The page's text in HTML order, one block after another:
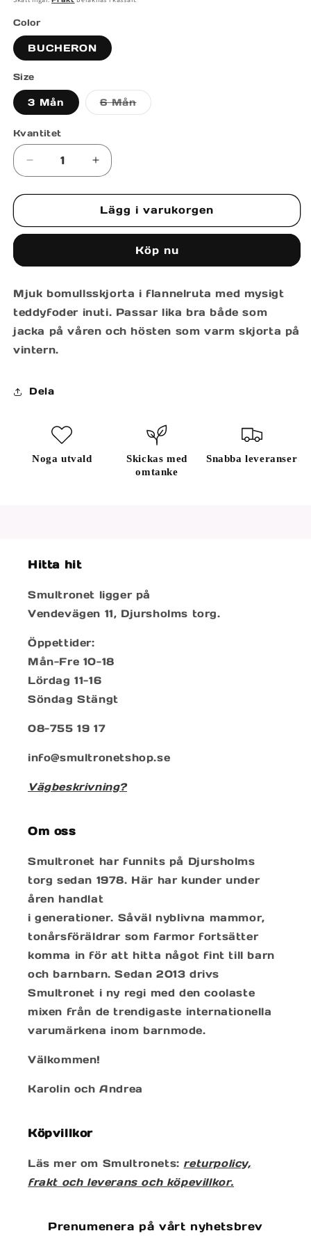
Color
BUCHERON
Size
3 Mån 6 MånVarianten
är
Kvantitet
Minska
för
PAN
Öka
för
SHIRT
PAN
Lägg i varukorgen
Köp nu
Mjuk bomullsskjorta i flannelruta med mysigt
teddyfoder inuti. Passar lika bra både som
jacka på våren och hösten som varm skjorta på
vintern.
Dela
Noga utvald
Skickas med
omtanke
Snabba leveranser
Hitta hit
Smultronet ligger på
Vendevägen 11, Djursholms torg.
Öppettider:
Mån-Fre 10-18
Lördag 11-16
Söndag Stängt
08-755 19 17
info@smultronetshop.se
Vägbeskrivning?
Om oss
Smultronet har funnits på Djursholms
torg sedan 1978. Här har kunder under
åren handlat
i generationer. Såväl nyblivna mammor,
tonårsföräldrar som farmor fortsätter
komma in för att hitta något fint till barn
och barnbarn. Sedan 2013 drivs
Smultronet i ny regi med den coolaste
mixen från de trendigaste internationella
varumärkena inom barnmode.
Välkommen!
Karolin och Andrea
Köpvillkor
Läs mer om Smultronets: returpolicy,
frakt och leverans och köpevillkor.
Prenumenera på vårt nyhetsbrev